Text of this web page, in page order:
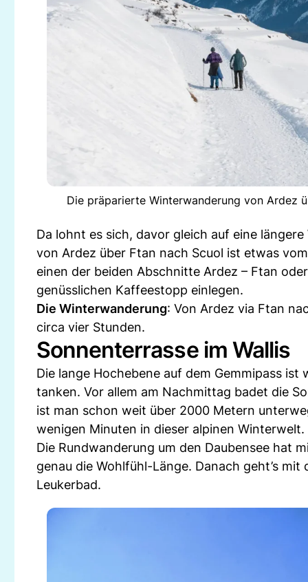
Die präparierte Winterwanderung von Ardez
Da lohnt es sich, davor gleich auf eine
von Ardez über Ftan nach Scuol ist etwas
einen der beiden Abschnitte Ardez – Ftan
genüsslichen Kaffeestopp einlegen.
Die Winterwanderung: Von Ardez via Ftan
circa vier Stunden.
Sonnenterrasse im Wallis
Die lange Hochebene auf dem Gemmipass
tanken. Vor allem am Nachmittag badet die
ist man schon weit über 2000 Metern
wenigen Minuten in dieser alpinen Winterwelt.
Die Rundwanderung um den Daubensee hat
genau die Wohlfühl-Länge. Danach geht’s
Leukerbad.